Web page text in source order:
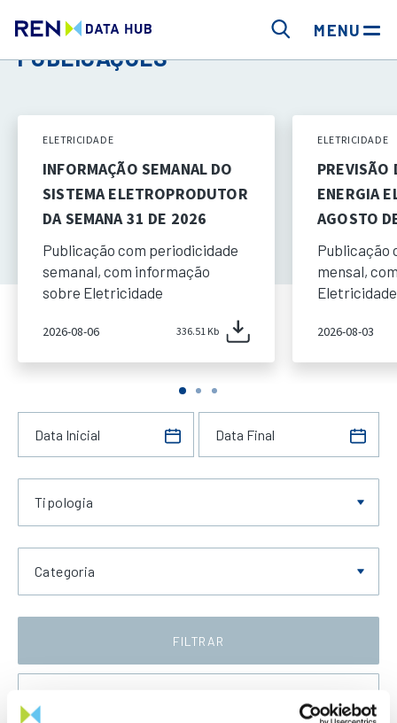
MENU
PUBLICAÇÕES
ELETRICIDADE
INFORMAÇÃO SEMANAL DO
SISTEMA ELETROPRODUTOR
DA SEMANA 31 DE 2026
Publicação com periodicidade
semanal, com informação
sobre Eletricidade
2026-08-06 336.51 Kb
ELETRICIDADE
PREVISÃO
ENERGIA
AGOSTO
Publicação
mensal,
Eletricidade
2026-08-03
Tipologia
Categoria
FILTRAR